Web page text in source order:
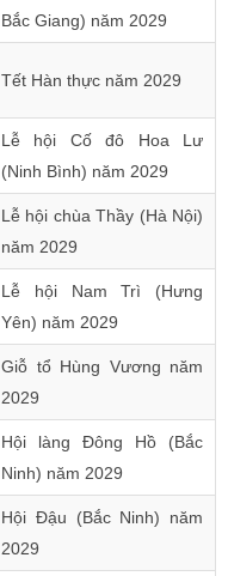
Bắc Giang) năm 2029
Tết Hàn thực năm 2029
Lễ hội Cố đô Hoa Lư
(Ninh Bình) năm 2029
Lễ hội chùa Thầy (Hà Nội)
năm 2029
Lễ hội Nam Trì (Hưng
Yên) năm 2029
Giỗ tổ Hùng Vương năm
2029
Hội làng Đông Hồ (Bắc
Ninh) năm 2029
Hội Đậu (Bắc Ninh) năm
2029